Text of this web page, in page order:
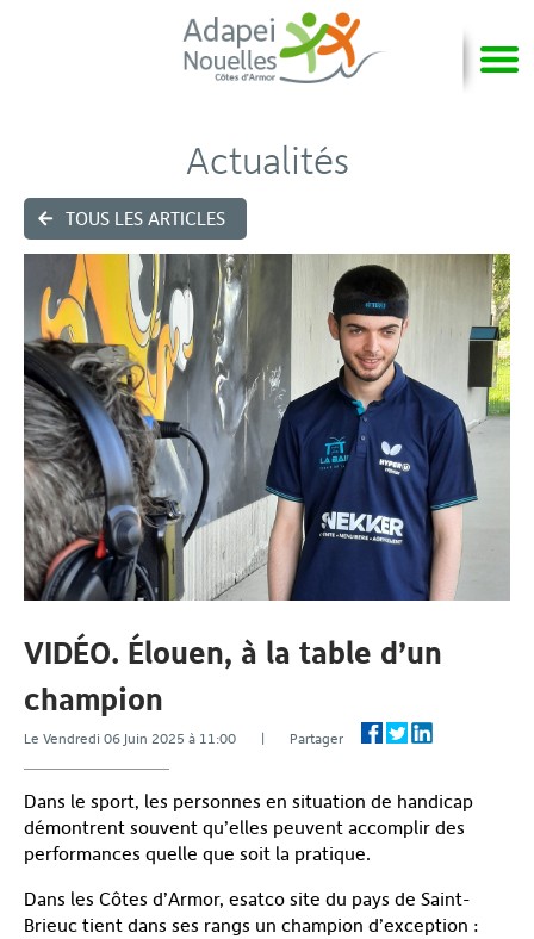
TOUS LES ARTICLES
Actualités
VIDÉO. Élouen, à la table d’un
champion
Le Vendredi 06 Juin 2025 à 11:00 | Partager
Dans le sport, les personnes en situation de handicap
démontrent souvent qu’elles peuvent accomplir des
performances quelle que soit la pratique.
Dans les Côtes d’Armor, esatco site du pays de Saint-
Brieuc tient dans ses rangs un champion d’exception :